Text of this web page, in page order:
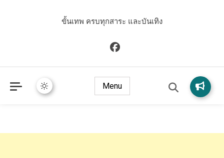
ขั้นเทพ ครบทุกสาระ และบันเทิง
Menu